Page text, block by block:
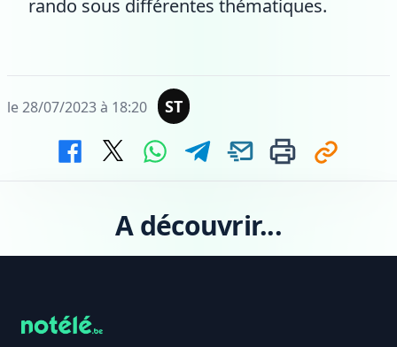
rando sous différentes thématiques.
le 28/07/2023 à 18:20 ST
A découvrir...